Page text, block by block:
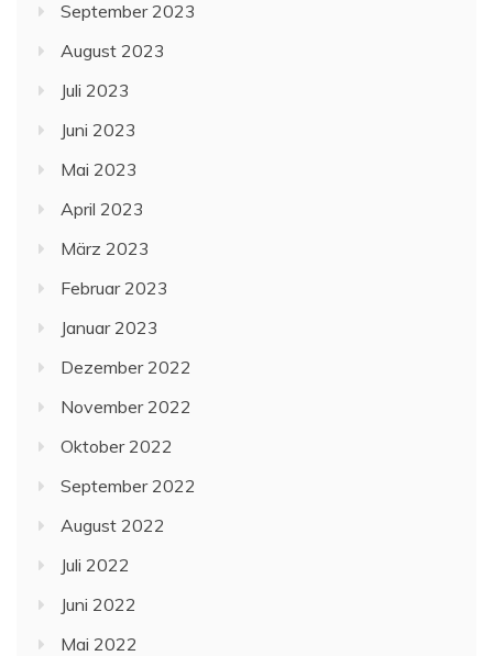
September 2023
August 2023
Juli 2023
Juni 2023
Mai 2023
April 2023
März 2023
Februar 2023
Januar 2023
Dezember 2022
November 2022
Oktober 2022
September 2022
August 2022
Juli 2022
Juni 2022
Mai 2022